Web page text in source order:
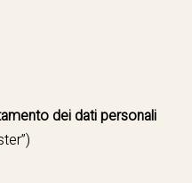
dei dati personali